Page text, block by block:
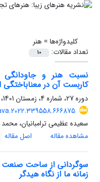
کلیدواژه‌ها =هنر
تعداد مقالات:
10
نسبت هنر و
کاربست آن در
دوره 27، شماره 4، زمستان 1401، صفحه
سعیده عظیمی ترامبانیان،
مشاهده مقاله
اصل مقاله
سوگردانی از ساحت
زمانه ما از نگاه هیدگر